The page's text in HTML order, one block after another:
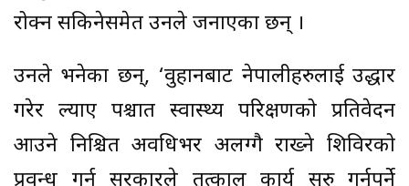
रोक्न सकिनेसमेत उनले जनाएका छन् ।
उनले भनेका छन्, ‘वुहानबाट नेपालीहरुलाई उद्धार
गरेर ल्याए पश्चात स्वास्थ्य परिक्षणको प्रतिवेदन
आउने निश्चित अवधिभर अलग्गै राख्ने शिविरको